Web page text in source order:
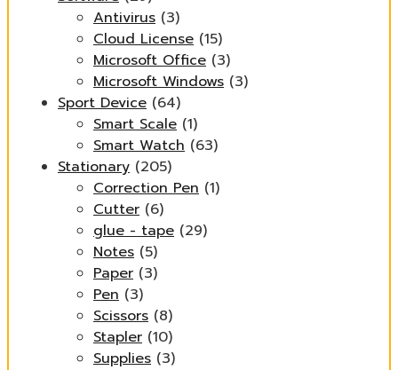
Antivirus (3)
Cloud License (15)
Microsoft Office (3)
Microsoft Windows (3)
Sport Device (64)
Smart Scale (1)
Smart Watch (63)
Stationary (205)
Correction Pen (1)
Cutter (6)
glue - tape (29)
Notes (5)
Paper (3)
Pen (3)
Scissors (8)
Stapler (10)
Supplies (3)